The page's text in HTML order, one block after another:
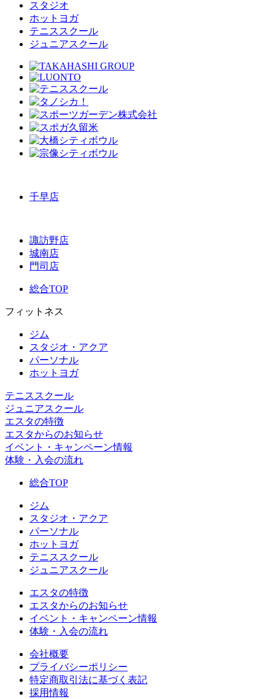
スタジオ
ホットヨガ
テニススクール
ジュニアスクール
千早店
諏訪野店
城南店
門司店
総合TOP
フィットネス
ジム
スタジオ・アクア
パーソナル
ホットヨガ
テニススクール
ジュニアスクール
エスタの特徴
エスタからのお知らせ
イベント・キャンペーン情報
体験・入会の流れ
総合TOP
ジム
スタジオ・アクア
パーソナル
ホットヨガ
テニススクール
ジュニアスクール
エスタの特徴
エスタからのお知らせ
イベント・キャンペーン情報
体験・入会の流れ
会社概要
プライバシーポリシー
特定商取引法に基づく表記
採用情報